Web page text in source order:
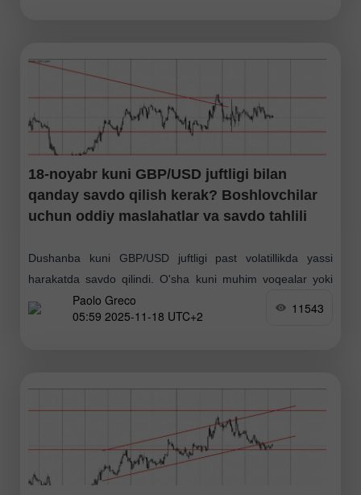
18-noyabr kuni GBP/USD juftligi bilan
qanday savdo qilish kerak? Boshlovchilar
uchun oddiy maslahatlar va savdo tahlili
Dushanba kuni GBP/USD juftligi past volatillikda yassi
harakatda savdo qilindi. O'sha kuni muhim voqealar yoki
hisobotlar rejalashtirilmagan edi, bu esa diagrammada
yaqqol ko'rinib turadi. Narx bir haftadan ortiq vaqt davomida
Paolo Greco
05:59 2025-11-18 UTC+2
11543